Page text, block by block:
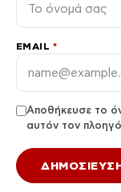
EMAIL *
Αποθήκευσε το
αυτόν τον